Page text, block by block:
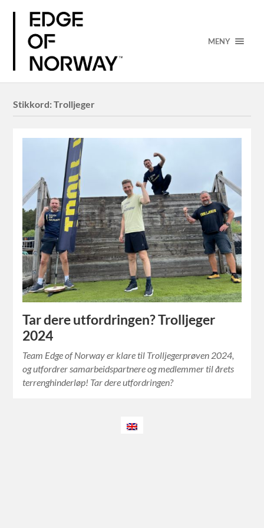
MENY
Stikkord:Trolljeger
Tar dere utfordringen? Trolljeger
2024
Team Edge of Norway er klare til Trolljegerprøven 2024,
og utfordrer samarbeidspartnere og medlemmer til årets
terrenghinderløp! Tar dere utfordringen?